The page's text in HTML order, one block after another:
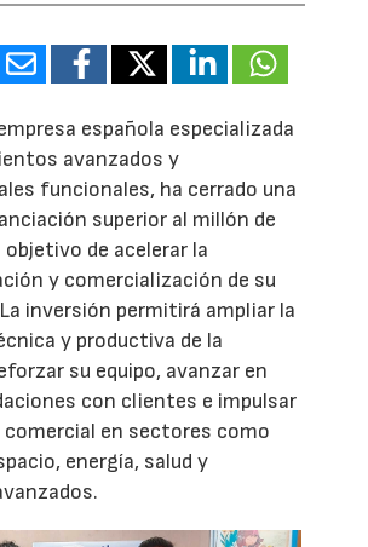
española especializada
avanzados y
funcionales, ha cerrado una
superior al millón de
objetivo de acelerar la
y comercialización de su
inversión permitirá ampliar la
y productiva de la
su equipo, avanzar en
con clientes e impulsar
en sectores como
energía, salud y